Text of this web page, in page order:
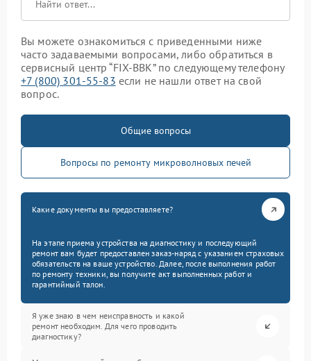
Вы можете ознакомиться с приведенными ниже
часто задаваемыми вопросами, либо обратиться в
сервисный центр “FIX-BBK” по следующему телефону
+7 (800) 301-55-83 если не нашли ответ на свой
вопрос.
Общие вопросы
Вопросы по ремонту микроволновых печей
Какие документы вы предоставляете?
На этапе приема устройства на диагностику и последующий
ремонт вам будет предоставлен заказ-наряд с указанием страховых
обязательств на ваше устройство. Далее, после выполнения работ
по ремонту техники, вы получите акт выполненных работ и
гарантийный талон.
Я уже знаю в чем неисправность и какой
ремонт необходим. Для чего проводить
диагностику?